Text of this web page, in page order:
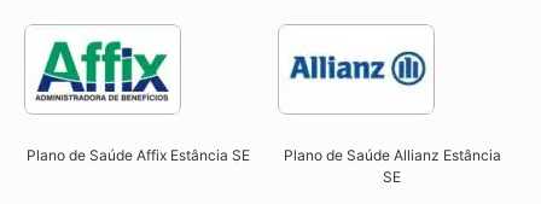
Plano de Saúde Affix Estância SE​
Plano de Saúde Allianz Estância
SE​